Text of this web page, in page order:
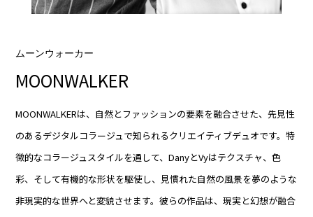
ムーンウォーカー
MOONWALKER
MOONWALKERは、自然とファッションの要素を融合させた、先見性
のあるデジタルコラージュで知られるクリエイティブデュオです。特
徴的なコラージュスタイルを通して、DanyとVyはテクスチャ、色
彩、そして有機的な形状を駆使し、見慣れた自然の風景を夢のような
非現実的な世界へと変貌させます。彼らの作品は、現実と幻想が融合